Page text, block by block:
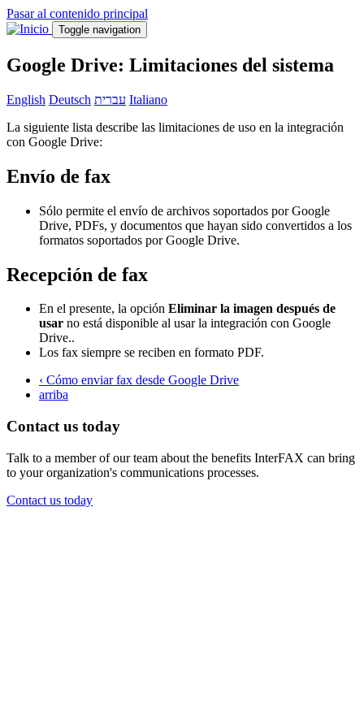
Pasar al contenido principal
Toggle navigation
Google Drive: Limitaciones del sistema
English Deutsch עברית Italiano
La siguiente lista describe las limitaciones de uso en la integración
con Google Drive:
Envío de fax
Sólo permite el envío de archivos soportados por Google
Drive, PDFs, y documentos que hayan sido convertidos a los
formatos soportados por Google Drive.
Recepción de fax
En el presente, la opción Eliminar la imagen después de
usar no está disponible al usar la integración con Google
Drive..
Los fax siempre se reciben en formato PDF.
‹ Cómo enviar fax desde Google Drive
arriba
Contact us today
Talk to a member of our team about the benefits InterFAX can bring
to your organization's communications processes.
Contact us today